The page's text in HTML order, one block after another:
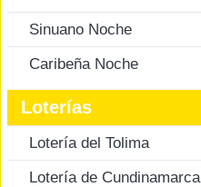
Sinuano Noche
Caribeña Noche
Loterías
Lotería del Tolima
Lotería de Cundinamarca